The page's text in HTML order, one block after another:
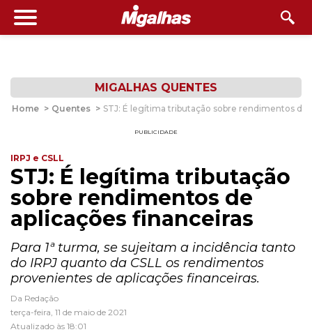
MIGALHAS QUENTES
Home > Quentes > STJ: É legítima tributação sobre rendimentos de
PUBLICIDADE
IRPJ e CSLL
STJ: É legítima tributação
sobre rendimentos de
aplicações financeiras
Para 1ª turma, se sujeitam a incidência tanto
do IRPJ quanto da CSLL os rendimentos
provenientes de aplicações financeiras.
Da Redação
terça-feira, 11 de maio de 2021
Atualizado às 18:01